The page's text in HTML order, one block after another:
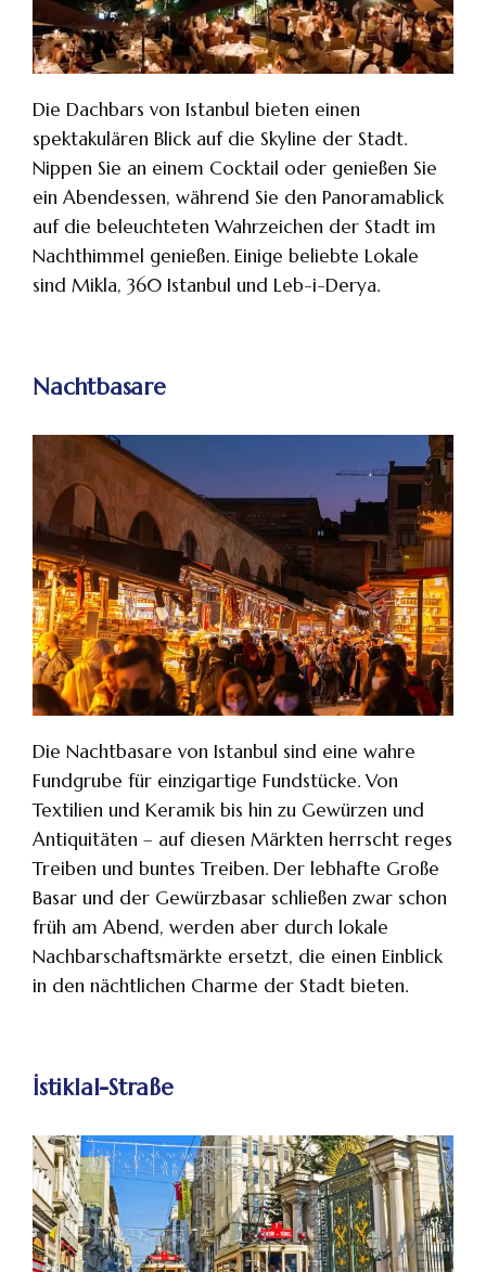
Die Dachbars von Istanbul bieten einen
spektakulären Blick auf die Skyline der Stadt.
Nippen Sie an einem Cocktail oder genießen Sie
ein Abendessen, während Sie den Panoramablick
auf die beleuchteten Wahrzeichen der Stadt im
Nachthimmel genießen. Einige beliebte Lokale
sind Mikla, 360 Istanbul und Leb-i-Derya.
Nachtbasare
Die Nachtbasare von Istanbul sind eine wahre
Fundgrube für einzigartige Fundstücke. Von
Textilien und Keramik bis hin zu Gewürzen und
Antiquitäten – auf diesen Märkten herrscht reges
Treiben und buntes Treiben. Der lebhafte Große
Basar und der Gewürzbasar schließen zwar schon
früh am Abend, werden aber durch lokale
Nachbarschaftsmärkte ersetzt, die einen Einblick
in den nächtlichen Charme der Stadt bieten.
İstiklal-Straße